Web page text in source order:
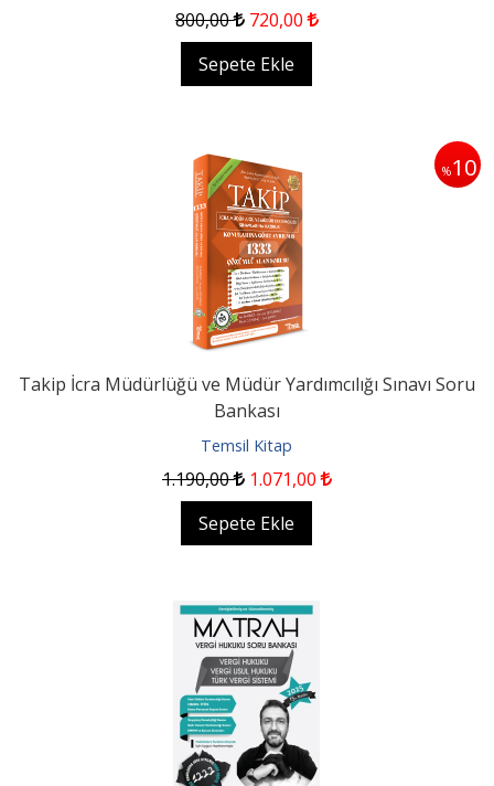
800,00 720,00
Sepete Ekle
%10
Takip İcra Müdürlüğü ve Müdür Yardımcılığı Sınavı Soru
Bankası
Temsil Kitap
1.190,00 1.071,00
Sepete Ekle